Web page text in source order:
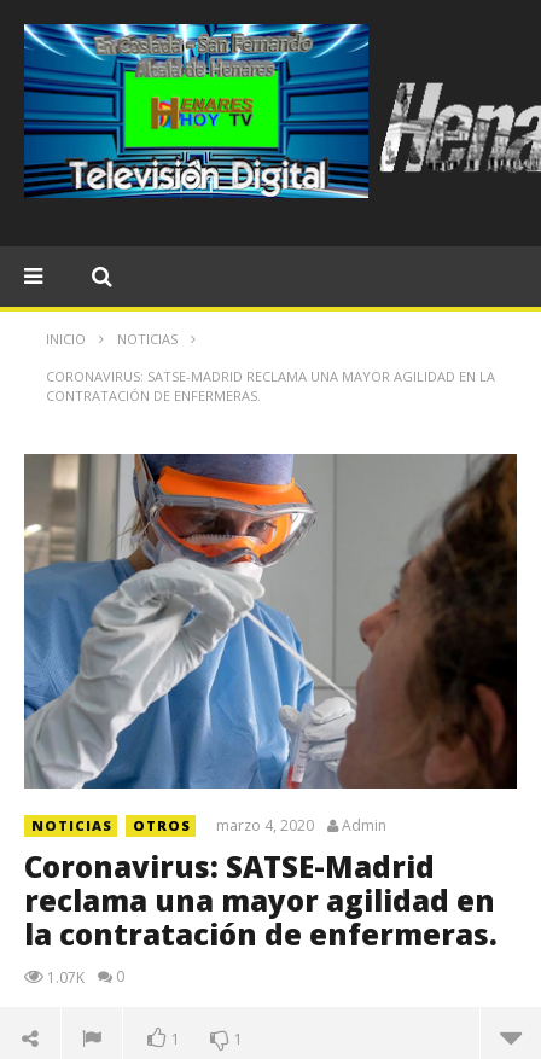
INICIO NOTICIAS
CORONAVIRUS: SATSE-MADRID RECLAMA UNA MAYOR AGILIDAD EN LA
CONTRATACIÓN DE ENFERMERAS.
NOTICIAS OTROS marzo 4, 2020 Admin
Coronavirus: SATSE-Madrid
reclama una mayor agilidad en
la contratación de enfermeras.
1.07K 0
1 1